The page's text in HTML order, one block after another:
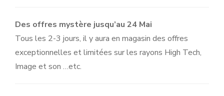
Des offres mystère jusqu’au 24 Mai
Tous les 2-3 jours, il y aura en magasin des offres
exceptionnelles et limitées sur les rayons High Tech,
Image et son …etc.